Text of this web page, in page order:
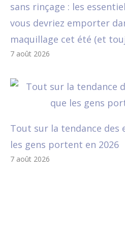
sans rinçage : les
vous devriez emporter
maquillage cet été (et
7 août 2026
Tout sur la tendance des
les gens portent en 2026
7 août 2026